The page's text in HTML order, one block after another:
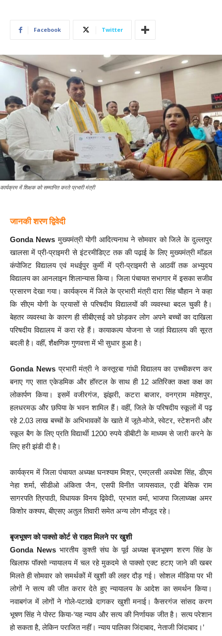
Facebook Twitter
कार्यक्रम में शिक्षक को सम्मानित करते प्रभारी मंत्री
जानकी शरण द्विवेदी
Gonda Newsमुख्यमंत्री योगी आदित्यनाथ ने सोमवार को जिले के दुल्लापुर
खालसा में प्री-प्राइमरी से इंटरमीडिएट तक की पढ़ाई के लिए मुख्यमंत्री मॉडल
कंपोजिट विद्यालय एवं मधईपुर कुर्मी में प्री-प्राइमरी से आठवीं तक अभ्युदय
विद्यालय का आनलाइन शिलान्यास किया। जिला पंचायत सभागार में इसका सजीव
प्रसारण देखा गया। कार्यक्रम में जिले के प्रभारी मंत्री दारा सिंह चौहान ने कहा
कि सीएम योगी के प्रयासों से परिषदीय विद्यालयों की व्यवस्था बदल चुकी है।
बेहतर व्यवस्था के कारण ही सीबीएसई को छोड़कर लोग अपने बच्चों का दाखिला
परिषदीय विद्यालय में करा रहे हैं। कायाकल्प योजना से जहां विद्यालय की सूरत
बदली है। वहीं, शैक्षणिक गुणवत्ता में भी सुधार हुआ है।
Gonda Newsप्रभारी मंत्री ने कस्तूरबा गांधी विद्यालय का उच्चीकरण कर
बनाए गए सात एकेडमिक और हॉस्टल के साथ ही 12 अतिरिक्त कक्षा कक्ष का
लोकार्पण किया। इसमें वजीरगंज, झंझरी, कटरा बाजार, वनग्राम महेशपुर,
हलधरमऊ और छपिया के भवन शामिल हैं। वहीं, जिले के परिषदीय स्कूलों में पढ़
रहे 2.03 लाख बच्चों के अभिभावकों के खाते में जूते-मोजे, स्वेटर, स्टेशनरी और
स्कूल बैग के लिए प्रति विद्यार्थी 1200 रुपये डीबीटी के माध्यम से जारी करने के
लिए हरी झंडी दी है।
कार्यक्रम में जिला पंचायत अध्यक्ष घनश्याम मिश्र, एमएलसी अवधेश सिंह, डीएम
नेहा शर्मा, सीडीओ अंकिता जैन, एसपी विनीत जायसवाल, एडी बेसिक राम
सागरपति त्रिपाठी, विधायक विनय द्विवेदी, प्रभात वर्मा, भाजपा जिलाध्यक्ष अमर
किशोर कश्यप, बीएसए अतुल तिवारी समेत अन्य लोग मौजूद रहे।
बृजभूषण को पाक्सो कोर्ट से राहत मिलने पर खुशी
Gonda Newsभारतीय कुश्ती संघ के पूर्व अध्यक्ष बृजभूषण शरण सिंह के
खिलाफ पॉक्सो न्यायालय में चल रहे मुकदमे से पाक्सो एक्ट हटाए जाने की खबर
मिलते ही सोमवार को समर्थकों में खुशी की लहर दौड़ गई। सोशल मीडिया पर भी
लोगों ने सत्य की जीत करार देते हुए न्यायालय के आदेश का समर्थन किया।
नवाबगंज में लोगों ने गोले-पटाखे दागकर खुशी मनाई। कैसरगंज सांसद करण
भूषण सिंह ने पोस्ट किया-‘यह न्याय और सत्य की निर्णायक जीत है। सत्य परेशान
हो सकता है, लेकिन पराजित नहीं। न्याय पालिका जिंदाबाद, नेताजी जिंदाबाद।’